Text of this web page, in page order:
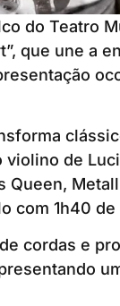
do Teatro
que une a
de
com 1h40 de
cordas e